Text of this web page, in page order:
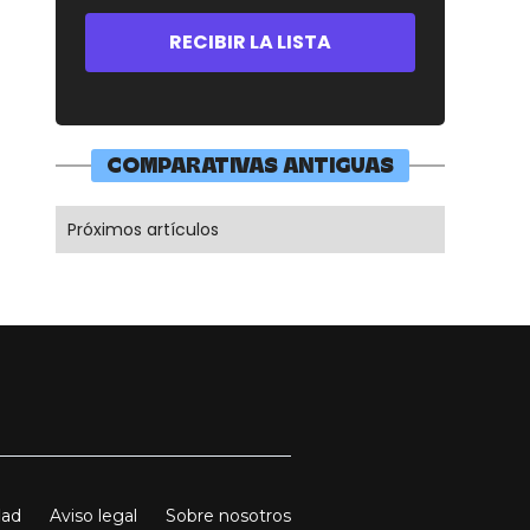
COMPARATIVAS ANTIGUAS
Próximos artículos
Aviso legal Sobre nosotros